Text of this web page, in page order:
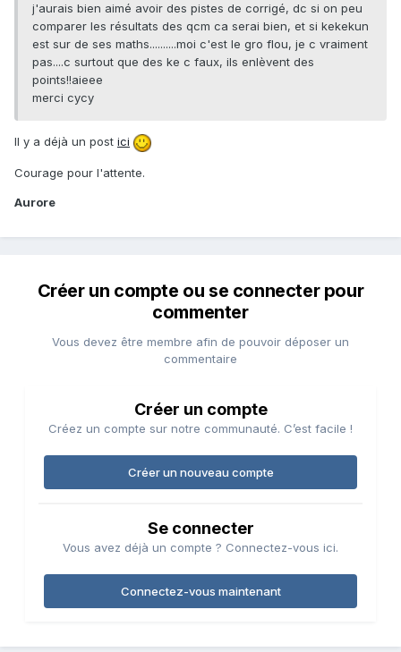
j'aurais bien aimé avoir des pistes de corrigé, dc si on peu
comparer les résultats des qcm ca serai bien, et si kekekun
est sur de ses maths..........moi c'est le gro flou, je c vraiment
pas....c surtout que des ke c faux, ils enlèvent des
points!!aieee
merci cycy
Il y a déjà un post ici
Courage pour l'attente.
Aurore
Créer un compte ou se connecter pour
commenter
Vous devez être membre afin de pouvoir déposer un
commentaire
Créer un compte
Créez un compte sur notre communauté. C’est facile !
Créer un nouveau compte
Se connecter
Vous avez déjà un compte ? Connectez-vous ici.
Connectez-vous maintenant